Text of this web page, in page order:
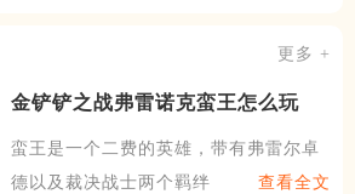
更多 +
金铲铲之战弗雷诺克蛮王怎么玩
蛮王是一个二费的英雄，带有弗雷尔卓
德以及裁决战士两个羁绊，技
查看全文